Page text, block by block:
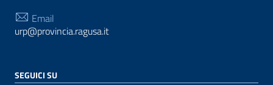
Email
urp@provincia.ragusa.it
SEGUICI SU